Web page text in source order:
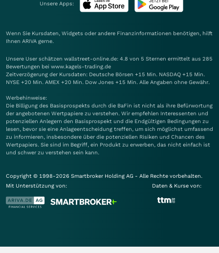
Unsere Apps:
Wenn Sie Kursdaten, Widgets oder andere Finanzinformationen benötigen, hilft
Ihnen ARIVA gerne.
Unsere User schätzen wallstreet-online.de: 4.8 von 5 Sternen ermittelt aus 285
Bewertungen bei www.kagels-trading.de
Zeitverzögerung der Kursdaten: Deutsche Börsen +15 Min. NASDAQ +15 Min.
NYSE +20 Min. AMEX +20 Min. Dow Jones +15 Min. Alle Angaben ohne Gewähr.
Werbehinweise:
Die Billigung des Basisprospekts durch die BaFin ist nicht als ihre Befürwortung
der angebotenen Wertpapiere zu verstehen. Wir empfehlen Interessenten und
potenziellen Anlegern den Basisprospekt und die Endgültigen Bedingungen zu
lesen, bevor sie eine Anlageentscheidung treffen, um sich möglichst umfassend
zu informieren, insbesondere über die potenziellen Risiken und Chancen des
Wertpapiers. Sie sind im Begriff, ein Produkt zu erwerben, das nicht einfach ist
und schwer zu verstehen sein kann.
Copyright © 1998-2026 Smartbroker Holding AG - Alle Rechte vorbehalten.
Mit Unterstützung von:
Daten & Kurse von: